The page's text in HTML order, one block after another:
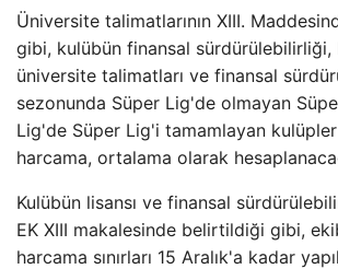
Üniversite talimatlarının XIII.
gibi, kulübün finansal sürdürülebilirliği,
üniversite talimatları ve finansal
sezonunda Süper Lig'de olmayan
Lig'de Süper Lig'i tamamlayan
harcama, ortalama olarak
Kulübün lisansı ve finansal
EK XIII makalesinde belirtildiği gibi,
harcama sınırları 15 Aralık'a kadar